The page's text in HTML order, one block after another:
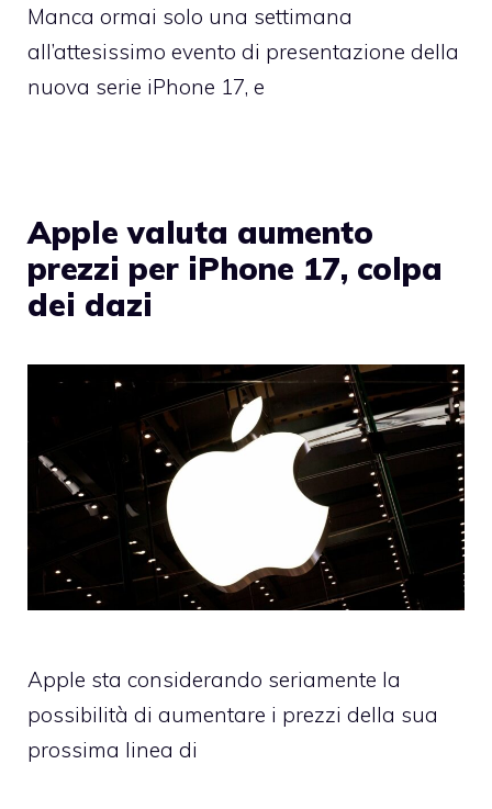
Manca ormai solo una settimana
all’attesissimo evento di presentazione della
nuova serie iPhone 17, e
Apple valuta aumento
prezzi per iPhone 17, colpa
dei dazi
Apple sta considerando seriamente la
possibilità di aumentare i prezzi della sua
prossima linea di